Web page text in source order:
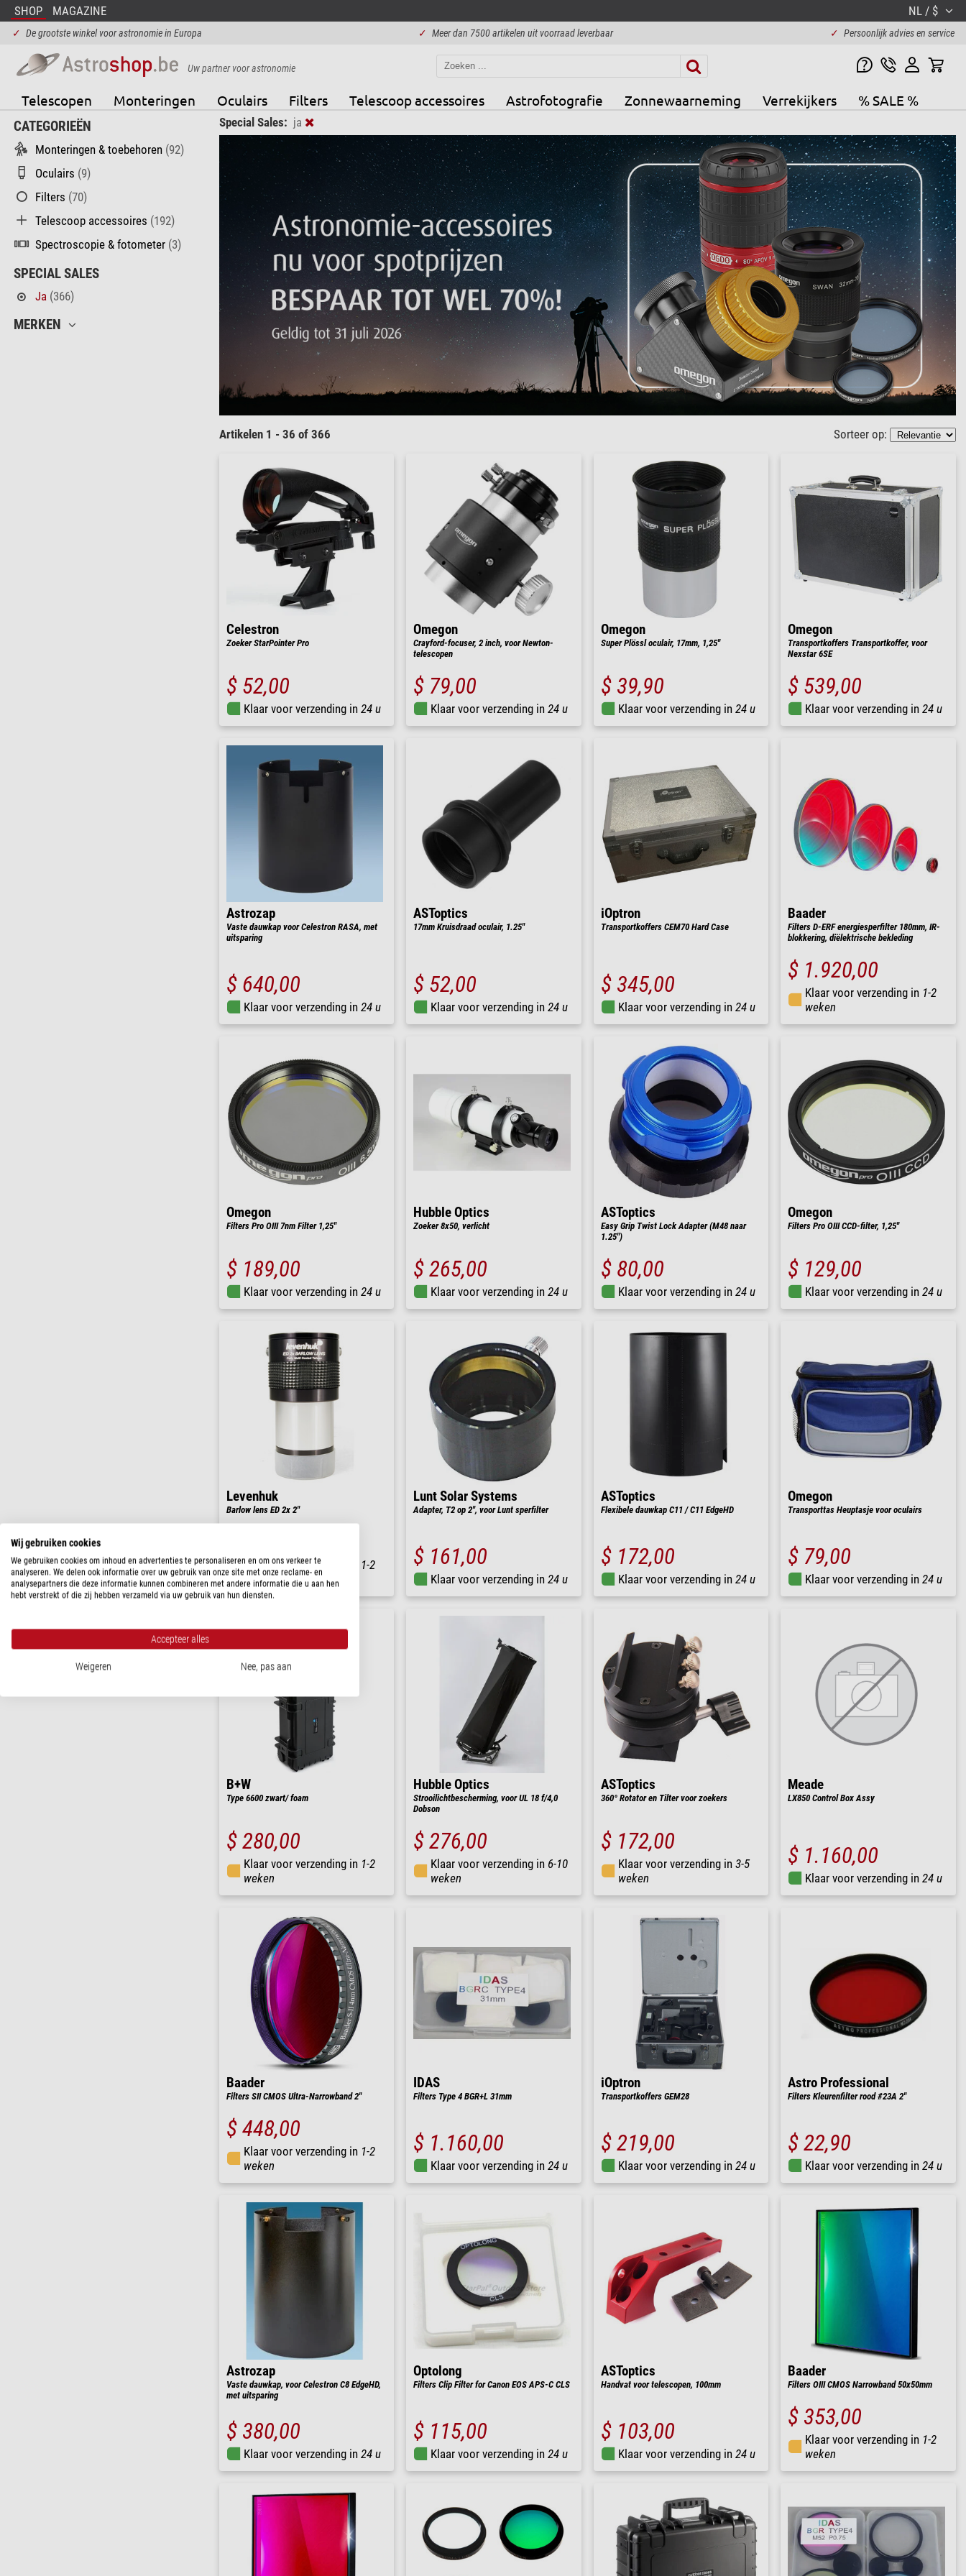
SHOP MAGAZINE NL / $
✓ De grootste winkel voor astronomie in Europa ✓ Meer dan 7500 artikelen uit voorraad leverbaar ✓ Persoonlijk advies en service
Uw partner voor astronomie
Telescopen Monteringen Oculairs Filters Telescoop accessoires Astrofotografie Zonnewaarneming Verrekijkers % SALE %
CATEGORIEËN
Monteringen & toebehoren (92)
Oculairs (9)
Filters (70)
Telescoop accessoires (192)
Spectroscopie & fotometer (3)
SPECIAL SALES
Ja (366)
MERKEN
Special Sales: ja
Artikelen 1 - 36 of 366 Sorteer op:
Celestron
Zoeker StarPointer Pro
$ 52,00
Klaar voor verzending in 24 u
Omegon
Crayford-focuser, 2 inch, voor Newton-
telescopen
$ 79,00
Klaar voor verzending in 24 u
Omegon
Super Plössl oculair, 17mm, 1,25''
$ 39,90
Klaar voor verzending in 24 u
Omegon
Transportkoffers Transportkoffer, voor
Nexstar 6SE
$ 539,00
Klaar voor verzending in 24 u
Astrozap
Vaste dauwkap voor Celestron RASA, met
uitsparing
$ 640,00
Klaar voor verzending in 24 u
ASToptics
17mm Kruisdraad oculair, 1.25"
$ 52,00
Klaar voor verzending in 24 u
iOptron
Transportkoffers CEM70 Hard Case
$ 345,00
Klaar voor verzending in 24 u
Baader
Filters D-ERF energiesperfilter 180mm, IR-
blokkering, diëlektrische bekleding
$ 1.920,00
Klaar voor verzending in 1-2
weken
Omegon
Filters Pro OIII 7nm Filter 1,25"
$ 189,00
Klaar voor verzending in 24 u
Hubble Optics
Zoeker 8x50, verlicht
$ 265,00
Klaar voor verzending in 24 u
ASToptics
Easy Grip Twist Lock Adapter (M48 naar
1.25")
$ 80,00
Klaar voor verzending in 24 u
Omegon
Filters Pro OIII CCD-filter, 1,25''
$ 129,00
Klaar voor verzending in 24 u
Levenhuk
Barlow lens ED 2x 2"
Klaar voor verzending in
1-2
weken
Lunt Solar Systems
Adapter, T2 op 2", voor Lunt sperfilter
$ 161,00
Klaar voor verzending in 24 u
ASToptics
Flexibele dauwkap C11 / C11 EdgeHD
$ 172,00
Klaar voor verzending in 24 u
Omegon
Transporttas Heuptasje voor oculairs
$ 79,00
Klaar voor verzending in 24 u
B+W
Type 6600 zwart/ foam
$ 280,00
Klaar voor verzending in 1-2
weken
Hubble Optics
Strooilichtbescherming, voor UL 18 f/4,0
Dobson
$ 276,00
Klaar voor verzending in 6-10
weken
ASToptics
360° Rotator en Tilter voor zoekers
$ 172,00
Klaar voor verzending in 3-5
weken
Meade
LX850 Control Box Assy
$ 1.160,00
Klaar voor verzending in 24 u
Baader
Filters SII CMOS Ultra-Narrowband 2"
$ 448,00
Klaar voor verzending in 1-2
weken
IDAS
Filters Type 4 BGR+L 31mm
$ 1.160,00
Klaar voor verzending in 24 u
iOptron
Transportkoffers GEM28
$ 219,00
Klaar voor verzending in 24 u
Astro Professional
Filters Kleurenfilter rood #23A 2"
$ 22,90
Klaar voor verzending in 24 u
Astrozap
Vaste dauwkap, voor Celestron C8 EdgeHD,
met uitsparing
$ 380,00
Klaar voor verzending in 24 u
Optolong
Filters Clip Filter for Canon EOS APS-C CLS
$ 115,00
Klaar voor verzending in 24 u
ASToptics
Handvat voor telescopen, 100mm
$ 103,00
Klaar voor verzending in 24 u
Baader
Filters OIII CMOS Narrowband 50x50mm
$ 353,00
Klaar voor verzending in 1-2
weken
Wij gebruiken cookies
We gebruiken cookies om inhoud en advertenties te personaliseren en om ons verkeer te
analyseren. We delen ook informatie over uw gebruik van onze site met onze reclame- en
analysepartners die deze informatie kunnen combineren met andere informatie die u aan hen
hebt verstrekt of die zij hebben verzameld via uw gebruik van hun diensten.
Accepteer alles
Weigeren Nee, pas aan